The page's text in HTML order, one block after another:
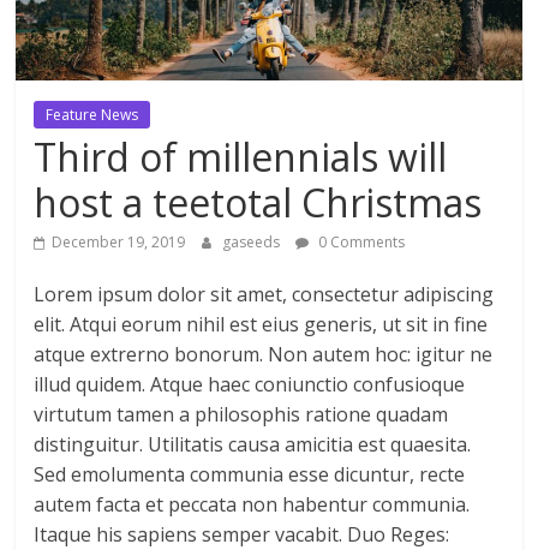
สำหรับ
เรา
BLOG
สาระ
เรียน
บันเทิง
ท่อง
เที่ยว
การ
เดิน
ทาง
Feature News
Third of millennials will
host a teetotal Christmas
December 19, 2019 gaseeds 0 Comments
Lorem ipsum dolor sit amet, consectetur adipiscing
elit. Atqui eorum nihil est eius generis, ut sit in fine
atque extrerno bonorum. Non autem hoc: igitur ne
illud quidem. Atque haec coniunctio confusioque
virtutum tamen a philosophis ratione quadam
distinguitur. Utilitatis causa amicitia est quaesita.
Sed emolumenta communia esse dicuntur, recte
autem facta et peccata non habentur communia.
Itaque his sapiens semper vacabit. Duo Reges: